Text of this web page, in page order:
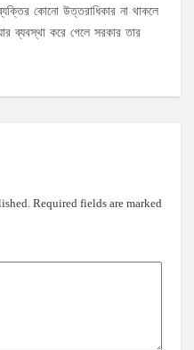
কোনো উত্তরাধিকার না থাকলে
ব্যবস্থা করে গেলে সরকার তার
Required fields are marked